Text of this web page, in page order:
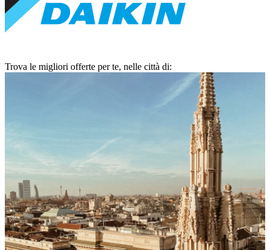
Trova le migliori offerte per te, nelle città di: